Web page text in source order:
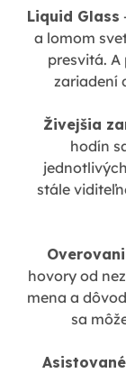
Liquid Glass
a lomom
presvitá.
zariadení
Živejšia
hodín
stále
hovory od
mena a
sa